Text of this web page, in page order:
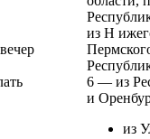
из Н
6 — из
и
из